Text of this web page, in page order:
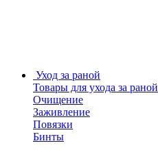
Уход за раной
Товары для ухода за раной
Очищение
Заживление
Повязки
Бинты